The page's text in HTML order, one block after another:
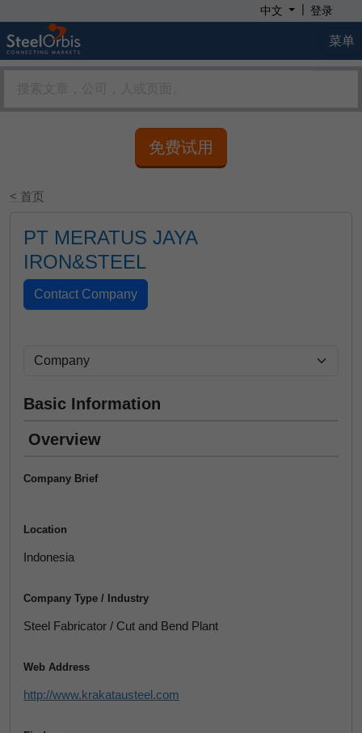
中文 | 登录
菜单
免费试用
< 首页
PT MERATUS JAYA
IRON&STEEL
Basic Information
Overview
Company Brief
Location
Indonesia
Company Type / Industry
Steel Fabricator / Cut and Bend Plant
Web Address
http://www.krakatausteel.com